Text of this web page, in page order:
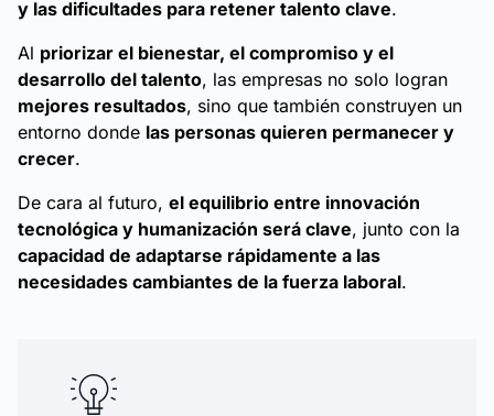
y las dificultades para retener talento clave.
Al priorizar el bienestar, el compromiso y el
desarrollo del talento, las empresas no solo logran
mejores resultados, sino que también construyen un
entorno donde las personas quieren permanecer y
crecer.
De cara al futuro, el equilibrio entre innovación
tecnológica y humanización será clave, junto con la
capacidad de adaptarse rápidamente a las
necesidades cambiantes de la fuerza laboral.